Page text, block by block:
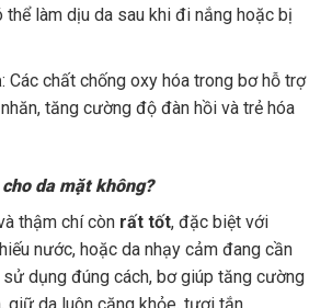
thể làm dịu da sau khi đi nắng hoặc bị
: Các chất chống oxy hóa trong bơ hỗ trợ
tăng cường độ đàn hồi và trẻ hóa
da mặt không?
thậm chí còn rất tốt, đặc biệt với
nước, hoặc da nhạy cảm đang cần
dụng đúng cách, bơ giúp tăng cường
giữ da luôn căng khỏe, tươi tắn.